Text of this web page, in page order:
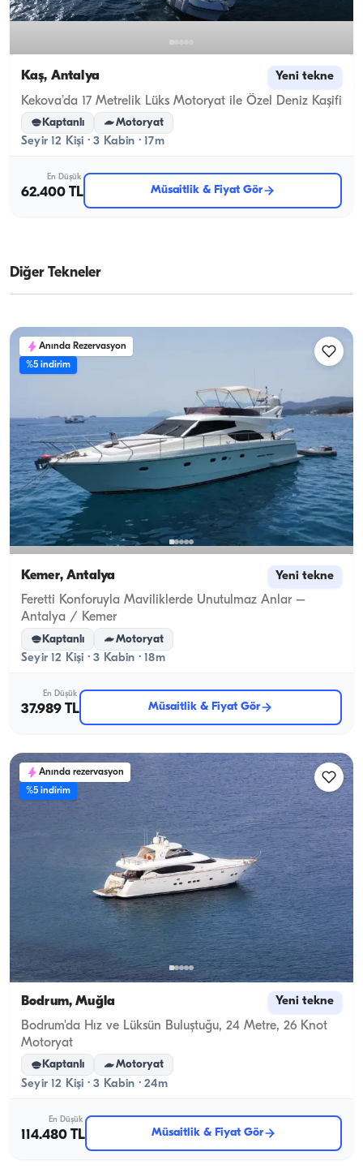
Kaş, Antalya Yeni tekne
Kekova’da 17 Metrelik Lüks Motoryat ile Özel Deniz Kaşifi
Kaptanlı Motoryat
Seyir 12 Kişi · 3 Kabin · 17m
En Düşük
62.400 TL Müsaitlik & Fiyat Gör
Diğer Tekneler
Anında Rezervasyon
%5 indirim
Kemer, Antalya Yeni tekne
Feretti Konforuyla Maviliklerde Unutulmaz Anlar –
Antalya / Kemer
Kaptanlı Motoryat
Seyir 12 Kişi · 3 Kabin · 18m
En Düşük
37.989 TL Müsaitlik & Fiyat Gör
Anında rezervasyon
%5 indirim
Bodrum, Muğla Yeni tekne
Bodrum'da Hız ve Lüksün Buluştuğu, 24 Metre, 26 Knot
Motoryat
Kaptanlı Motoryat
Seyir 12 Kişi · 3 Kabin · 24m
En Düşük
114.480 TL Müsaitlik & Fiyat Gör